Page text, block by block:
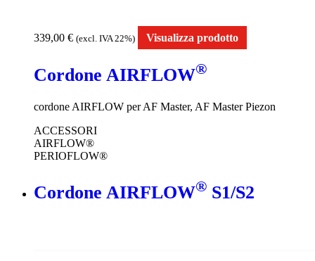
339,00 € (excl. IVA 22%) Visualizza prodotto
Cordone AIRFLOW®
cordone AIRFLOW per AF Master, AF Master Piezon
ACCESSORI
AIRFLOW®
PERIOFLOW®
Cordone AIRFLOW® S1/S2